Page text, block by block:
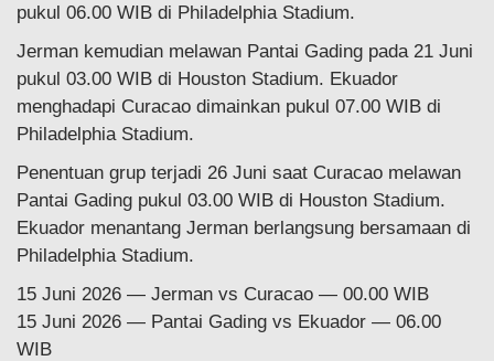
pukul 06.00 WIB di Philadelphia Stadium.
Jerman kemudian melawan Pantai Gading pada 21 Juni
pukul 03.00 WIB di Houston Stadium. Ekuador
menghadapi Curacao dimainkan pukul 07.00 WIB di
Philadelphia Stadium.
Penentuan grup terjadi 26 Juni saat Curacao melawan
Pantai Gading pukul 03.00 WIB di Houston Stadium.
Ekuador menantang Jerman berlangsung bersamaan di
Philadelphia Stadium.
15 Juni 2026 — Jerman vs Curacao — 00.00 WIB
15 Juni 2026 — Pantai Gading vs Ekuador — 06.00
WIB